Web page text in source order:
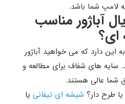
لامپ شما باشد.
آباژور مناسب
ای؟
دارد که می خواهید آباژور
سایه های شفاف برای مطالعه و
شما عالی هستند.
طرح دار؟ شیشه ای تیفانی یا